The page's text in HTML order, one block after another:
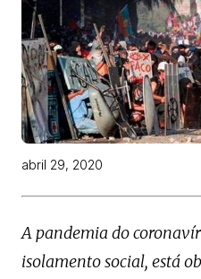
abril 29, 2020
A pandemia do
isolamento social, está